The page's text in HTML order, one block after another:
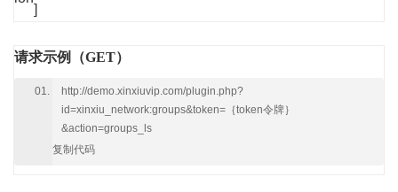
]
请求示例（GET）
http://demo.xinxiuvip.com/plugin.php?
id=xinxiu_network:groups&token=｛token令牌｝
&action=groups_ls
复制代码